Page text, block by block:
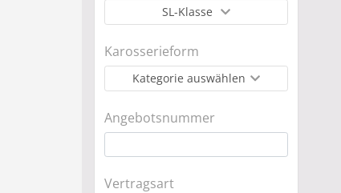
SL-Klasse
Karosserieform
Kategorie auswählen
Angebotsnummer
Vertragsart